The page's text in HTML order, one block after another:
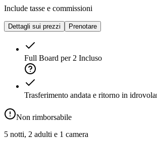
Include tasse e commissioni
Dettagli sui prezzi Prenotare
Full Board per 2 Incluso
Trasferimento andata e ritorno in
Non rimborsabile
5 notti, 2 adulti e 1 camera